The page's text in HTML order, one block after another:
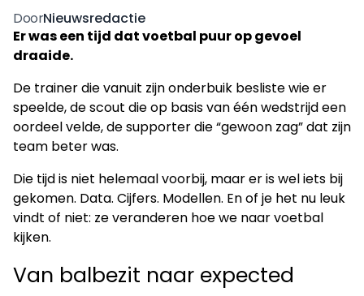
DoorNieuwsredactie
Er was een tijd dat voetbal puur op gevoel
draaide.
De trainer die vanuit zijn onderbuik besliste wie er
speelde, de scout die op basis van één wedstrijd een
oordeel velde, de supporter die “gewoon zag” dat zijn
team beter was.
Die tijd is niet helemaal voorbij, maar er is wel iets bij
gekomen. Data. Cijfers. Modellen. En of je het nu leuk
vindt of niet: ze veranderen hoe we naar voetbal
kijken.
Van balbezit naar expected